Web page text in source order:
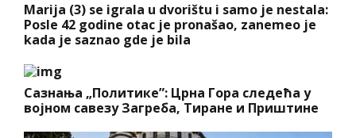
Marija (3) se igrala u dvorištu i samo je nestala:
Posle 42 godine otac je pronašao, zanemeo je
kada je saznao gde je bila
Сазнања „Политике”: Црна Гора следећа у
војном савезу Загреба, Тиране и Приштине